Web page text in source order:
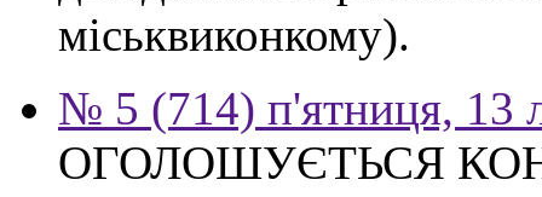
міськвиконкому).
№ 5 (714) п'ятниця, 13
ОГОЛОШУЄТЬСЯ